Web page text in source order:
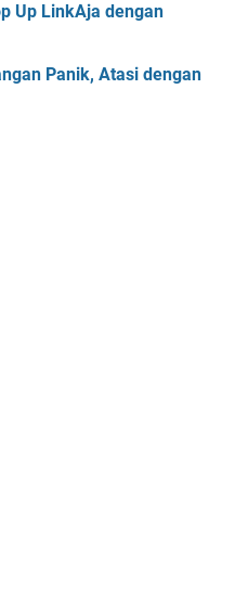
Up LinkAja dengan
Panik, Atasi dengan